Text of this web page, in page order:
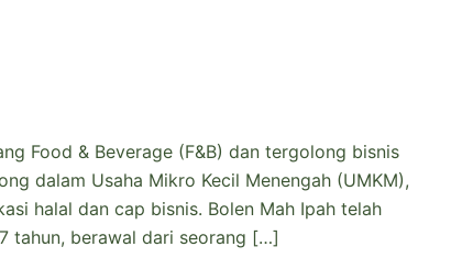
Food & Beverage (F&B) dan tergolong bisnis
dalam Usaha Mikro Kecil Menengah (UMKM),
halal dan cap bisnis. Bolen Mah Ipah telah
tahun, berawal dari seorang […]